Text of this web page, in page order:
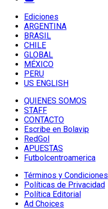
Ediciones
ARGENTINA
BRASIL
CHILE
GLOBAL
MÉXICO
PERU
US ENGLISH
QUIENES SOMOS
STAFF
CONTACTO
Escribe en Bolavip
RedGol
APUESTAS
Futbolcentroamerica
Términos y Condiciones
Políticas de Privacidad
Política Editorial
Ad Choices